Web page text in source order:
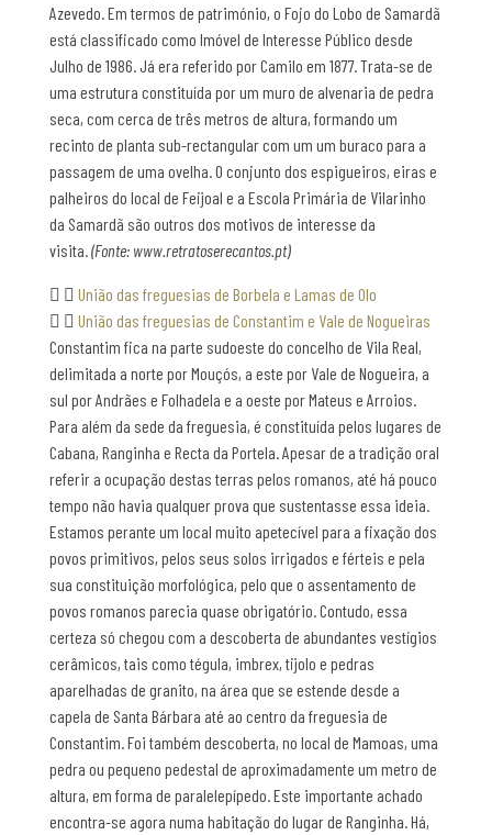
Azevedo. Em termos de património, o Fojo do Lobo de Samardã
está classificado como Imóvel de Interesse Público desde
Julho de 1986. Já era referido por Camilo em 1877. Trata-se de
uma estrutura constituída por um muro de alvenaria de pedra
seca, com cerca de três metros de altura, formando um
recinto de planta sub-rectangular com um um buraco para a
passagem de uma ovelha. O conjunto dos espigueiros, eiras e
palheiros do local de Feijoal e a Escola Primária de Vilarinho
da Samardã são outros dos motivos de interesse da
visita.(Fonte: www.retratoserecantos.pt)
União das freguesias de Borbela e Lamas de Olo
União das freguesias de Constantim e Vale de Nogueiras
Constantim fica na parte sudoeste do concelho de Vila Real,
delimitada a norte por Mouçós, a este por Vale de Nogueira, a
sul por Andrães e Folhadela e a oeste por Mateus e Arroios.
Para além da sede da freguesia, é constituída pelos lugares de
Cabana, Ranginha e Recta da Portela. Apesar de a tradição oral
referir a ocupação destas terras pelos romanos, até há pouco
tempo não havia qualquer prova que sustentasse essa ideia.
Estamos perante um local muito apetecível para a fixação dos
povos primitivos, pelos seus solos irrigados e férteis e pela
sua constituição morfológica, pelo que o assentamento de
povos romanos parecia quase obrigatório. Contudo, essa
certeza só chegou com a descoberta de abundantes vestígios
cerâmicos, tais como tégula, imbrex, tijolo e pedras
aparelhadas de granito, na área que se estende desde a
capela de Santa Bárbara até ao centro da freguesia de
Constantim. Foi também descoberta, no local de Mamoas, uma
pedra ou pequeno pedestal de aproximadamente um metro de
altura, em forma de paralelepípedo. Este importante achado
encontra-se agora numa habitação do lugar de Ranginha. Há,